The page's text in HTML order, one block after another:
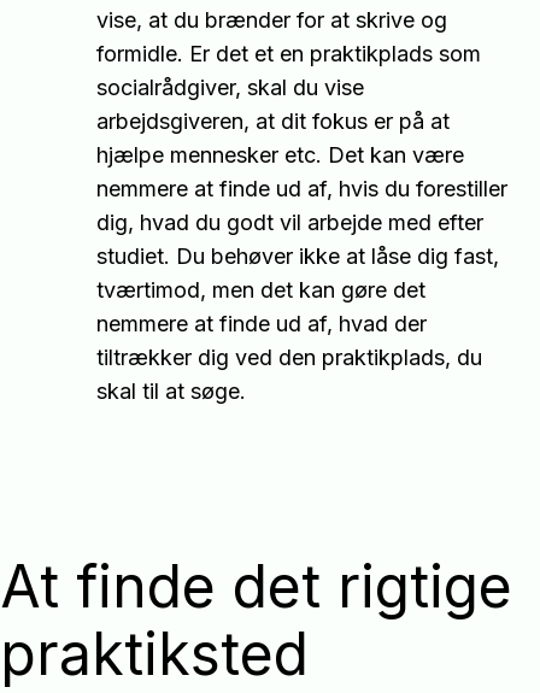
vise, at du brænder for at skrive og
formidle. Er det et en praktikplads som
socialrådgiver, skal du vise
arbejdsgiveren, at dit fokus er på at
hjælpe mennesker etc. Det kan være
nemmere at finde ud af, hvis du forestiller
dig, hvad du godt vil arbejde med efter
studiet. Du behøver ikke at låse dig fast,
tværtimod, men det kan gøre det
nemmere at finde ud af, hvad der
tiltrækker dig ved den praktikplads, du
skal til at søge.
At finde det rigtige
praktiksted